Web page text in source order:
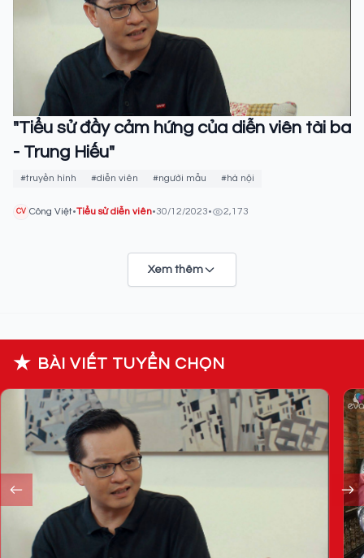
"Tiểu sử đầy cảm hứng của diễn viên tài ba
- Trung Hiếu"
#truyền hình #diễn viên #người mẫu #hà nội
CV Công Việt•Tiểu sử diễn viên•30/12/2023• 2,173
Xem thêm
★ BÀI VIẾT TUYỂN CHỌN